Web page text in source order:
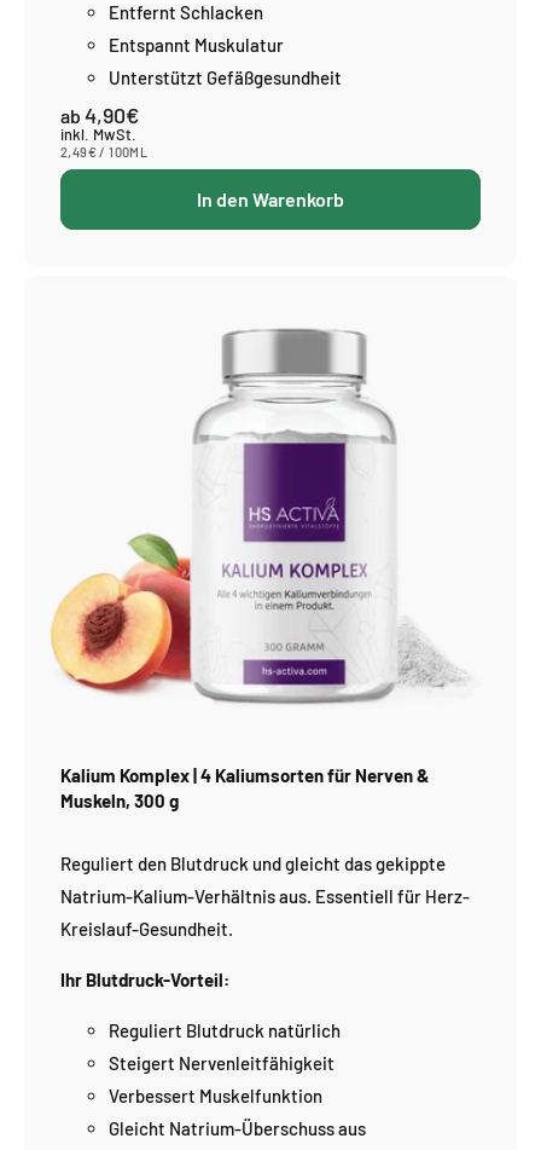
Entfernt Schlacken
Entspannt Muskulatur
Unterstützt Gefäßgesundheit
ab Normaler
Preis
4,90€
inkl. MwSt.
STÜCKPREIS
2,49€/ PRO
100ML
In den Warenkorb
Kalium Komplex | 4 Kaliumsorten für Nerven &
Muskeln, 300 g
Reguliert den Blutdruck und gleicht das gekippte
Natrium-Kalium-Verhältnis aus. Essentiell für Herz-
Kreislauf-Gesundheit.
Ihr Blutdruck-Vorteil:
Reguliert Blutdruck natürlich
Steigert Nervenleitfähigkeit
Verbessert Muskelfunktion
Gleicht Natrium-Überschuss aus